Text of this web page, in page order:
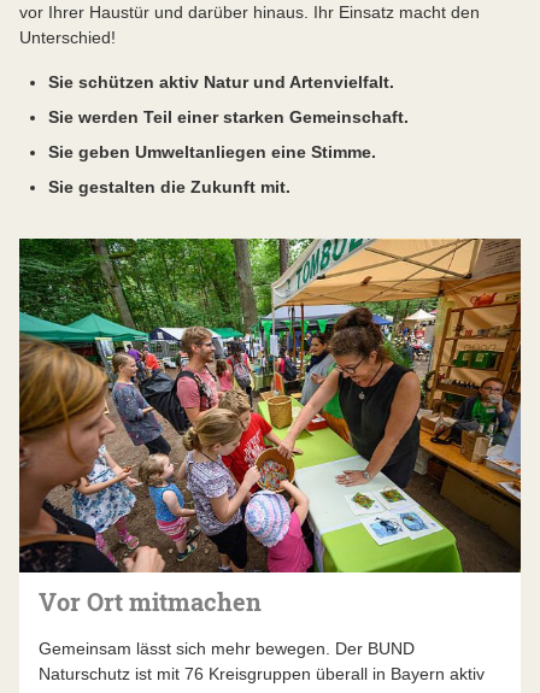
vor Ihrer Haustür und darüber hinaus. Ihr Einsatz macht den
Unterschied!
Sie schützen aktiv Natur und Artenvielfalt.
Sie werden Teil einer starken Gemeinschaft.
Sie geben Umweltanliegen eine Stimme.
Sie gestalten die Zukunft mit.
Vor Ort mitmachen
Gemeinsam lässt sich mehr bewegen. Der BUND
Naturschutz ist mit 76 Kreisgruppen überall in Bayern aktiv